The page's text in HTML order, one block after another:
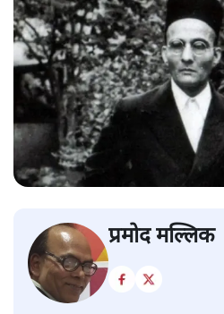
प्रमोद मल्लिक